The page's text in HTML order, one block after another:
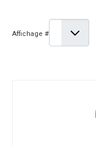
Affichage #